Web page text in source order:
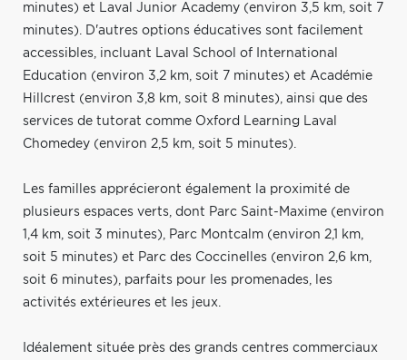
minutes) et Laval Junior Academy (environ 3,5 km, soit 7
minutes). D'autres options éducatives sont facilement
accessibles, incluant Laval School of International
Education (environ 3,2 km, soit 7 minutes) et Académie
Hillcrest (environ 3,8 km, soit 8 minutes), ainsi que des
services de tutorat comme Oxford Learning Laval
Chomedey (environ 2,5 km, soit 5 minutes).
Les familles apprécieront également la proximité de
plusieurs espaces verts, dont Parc Saint-Maxime (environ
1,4 km, soit 3 minutes), Parc Montcalm (environ 2,1 km,
soit 5 minutes) et Parc des Coccinelles (environ 2,6 km,
soit 6 minutes), parfaits pour les promenades, les
activités extérieures et les jeux.
Idéalement située près des grands centres commerciaux